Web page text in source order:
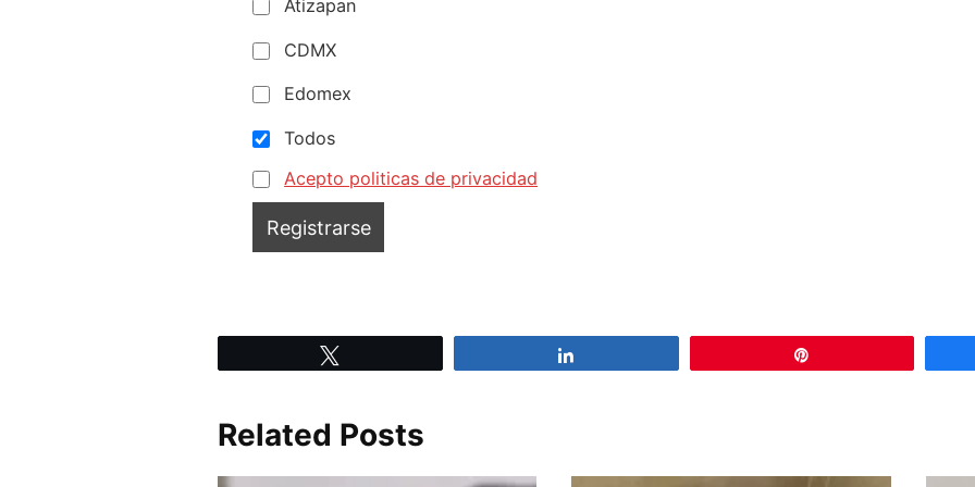
Atizapan
CDMX
Edomex
Todos
Acepto politicas de privacidad
Related Posts